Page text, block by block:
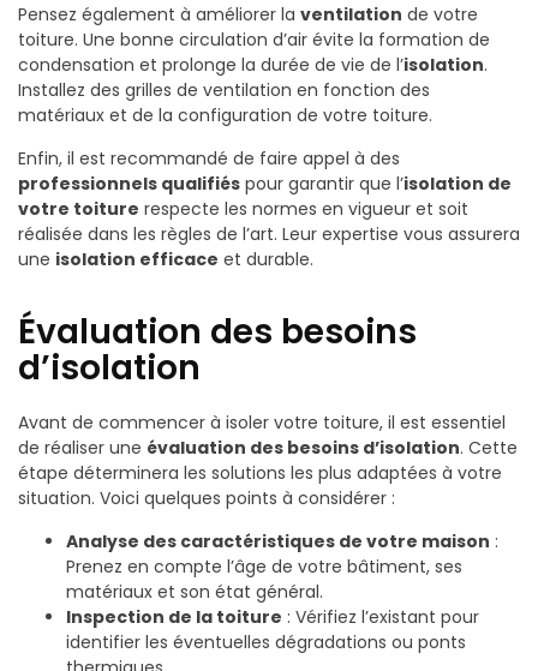
Pensez également à améliorer la ventilation de votre
toiture. Une bonne circulation d’air évite la formation de
condensation et prolonge la durée de vie de l’isolation.
Installez des grilles de ventilation en fonction des
matériaux et de la configuration de votre toiture.
Enfin, il est recommandé de faire appel à des
professionnels qualifiés pour garantir que l’isolation de
votre toiture respecte les normes en vigueur et soit
réalisée dans les règles de l’art. Leur expertise vous assurera
une isolation efficace et durable.
Évaluation des besoins
d’isolation
Avant de commencer à isoler votre toiture, il est essentiel
de réaliser une évaluation des besoins d’isolation. Cette
étape déterminera les solutions les plus adaptées à votre
situation. Voici quelques points à considérer :
Analyse des caractéristiques de votre maison :
Prenez en compte l’âge de votre bâtiment, ses
matériaux et son état général.
Inspection de la toiture : Vérifiez l’existant pour
identifier les éventuelles dégradations ou ponts